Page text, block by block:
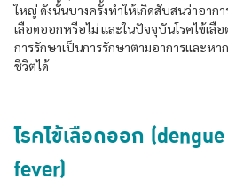
ใหญ่ ดังนั้นบางครั้งทำให้เกิดสับสนว่าอากา
เลือดออกหรือไม่ และในปัจจุบันโรคไข้เลื
การรักษาเป็นการรักษาตามอาการเเละหา
ชีวิตได้
โรคไข้เลือดออก
fever)